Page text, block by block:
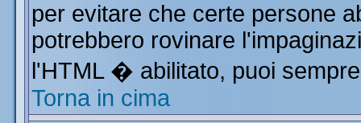
per evitare che certe persone
potrebbero rovinare
l'HTML � abilitato, puoi
Torna in cima